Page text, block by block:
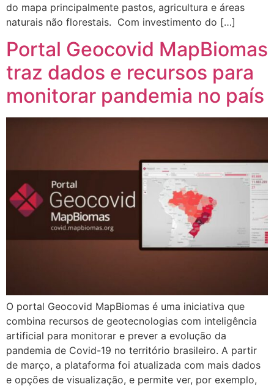
do mapa principalmente pastos, agricultura e áreas
naturais não florestais. Com investimento do […]
Portal Geocovid MapBiomas
traz dados e recursos para
monitorar pandemia no país
O portal Geocovid MapBiomas é uma iniciativa que
combina recursos de geotecnologias com inteligência
artificial para monitorar e prever a evolução da
pandemia de Covid-19 no território brasileiro. A partir
de março, a plataforma foi atualizada com mais dados
e opções de visualização, e permite ver, por exemplo,